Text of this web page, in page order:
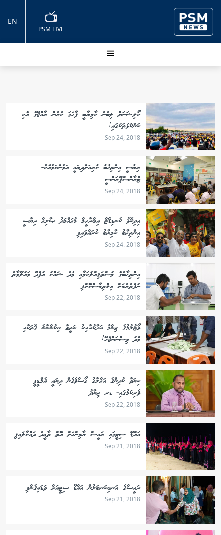
PSM LIVE
EN
ކޯލިޝަނަށް ލިބުނު ކާމިޔާބީ ފާހަގަ ކުރުން ރާއްޖޭގެ އެކި
ކަންކޮޅުތަކުގައި!
Sep 24, 2018
ރިޔާސީ އިންތިޚާބު ކުރިއަށްދިޔައީ އަމާންކަމާއެކު-
ޓްރާންސްޕޭރަންސީ
Sep 24, 2018
އިދިކޮޅު ކެނޑިޑޭޓް އިބްރާހީމް މުޙައްމަދު ޞާލިޙް ރިޔާސީ
އިންތިޚާބު ކާމިޔާބު ކުރައްވައިފި
Sep 24, 2018
އިންތިޚާބުގެ މުސްތަޤިއްލުކަމާއި މެދު ޝައްކު އުފެދޭ މައުލޫމާތު
ނުފެތުރުމަށް އިލްތިމާސްކޮށްފި
Sep 22, 2018
ވޯޓުލުމުގެ ޒިންމާ އަދާކުރާއިރު ނަތީޖާ ނިކުންނާނެ ގޮތަކާއި
މެދު ވިސްނަންޖެހޭ!
Sep 22, 2018
ކިޔަވާ ކުދިންގެ އަޙްލާގު ގޯސްވެގެން ދިޔައީ އެމްޑީޕީ
ވެރިކަމުގައި- ޑރ ޒިޔާދު
Sep 22, 2018
އައްޑޫ ސިޓީގައި ރައީސް ޔާމިންއަށް އޮތް ތާޢީދު ދައްކާލައިފި
Sep 21, 2018
ރައީސްގެ އަނބިކަނބަލުން އައްޑޫ ސިޓީއަށް ވަޑައިގެންފި
Sep 21, 2018